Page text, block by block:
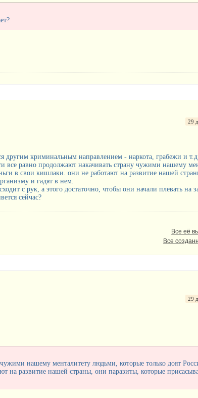
29
другим криминальным направлением - наркота, грабежи и т.д.
все равно продолжают накачивать страну чужими нашему
в свои кишлаки. они не работают на развитие нашей
и гадят в нем.
с рук, а этого достаточно, чтобы они начали плевать на
сейчас?
Все её
Все
29
нашему менталитету людьми, которые только доят
на развитие нашей страны, они паразиты, которые